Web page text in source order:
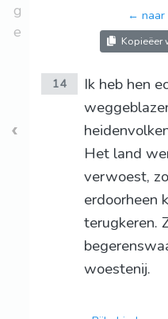
g
e
← naar
Kopieëer
14
Ik heb hen
Het land
verwoest,
erdoorheen
terugkeren.
woestenij.